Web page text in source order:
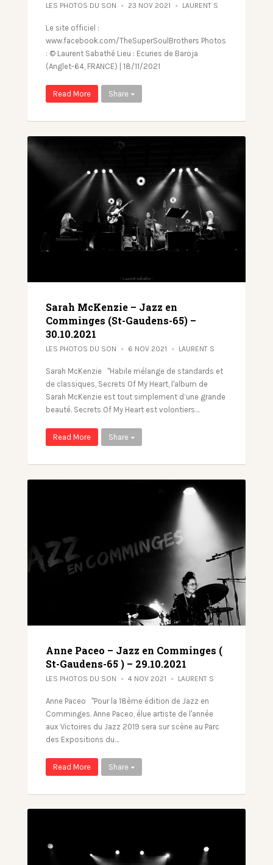
LES PHOTOS DU SON 23 NOV 2021 LAURENT S
Le site officiel :
www.facebook.com/TheSuperSoulBrothers Photos
: © Laurent Sabathé Lieu : Ecuries de Baroja
(Anglet-64, FRANCE) | 18/11/2021
Read More Share
Sarah McKenzie – Jazz en
Comminges (St-Gaudens-65) –
30.10.2021
LES PHOTOS DU SON 6 NOV 2021 LAURENT S
Sarah McKenzie "Habile mélange de standards et
de classiques, Secrets Of My Heart, l'album de
Sarah McKenzie est tout simplement d’une grande
beauté. Secrets Of My Heart est volontiers…
Read More Share
Anne Paceo – Jazz en Comminges (
St-Gaudens-65 ) – 29.10.2021
LES PHOTOS DU SON 4 NOV 2021 LAURENT S
Anne Paceo "Pour la 18ème édition de Jazz en
Comminges. Anne Paceo, élue artiste de l'année
aux Victoires du Jazz 2019 sera sur scène au Parc
des Expositions du…
Read More Share